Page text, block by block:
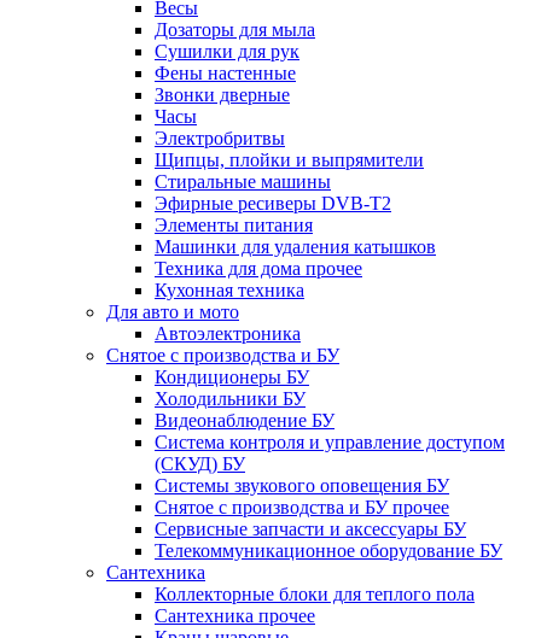
Весы
Дозаторы для мыла
Сушилки для рук
Фены настенные
Звонки дверные
Часы
Электробритвы
Щипцы, плойки и выпрямители
Стиральные машины
Эфирные ресиверы DVB-T2
Элементы питания
Машинки для удаления катышков
Техника для дома прочее
Кухонная техника
Для авто и мото
Автоэлектроника
Снятое с производства и БУ
Кондиционеры БУ
Холодильники БУ
Видеонаблюдение БУ
Система контроля и управление доступом
(СКУД) БУ
Системы звукового оповещения БУ
Снятое с производства и БУ прочее
Сервисные запчасти и аксессуары БУ
Телекоммуникационное оборудование БУ
Сантехника
Коллекторные блоки для теплого пола
Сантехника прочее